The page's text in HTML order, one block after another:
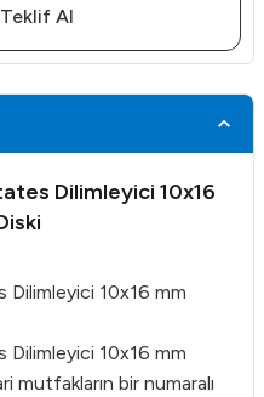
Al
Dilimleyici 10x16
10x16 mm
10x16 mm
mutfakların bir numaralı